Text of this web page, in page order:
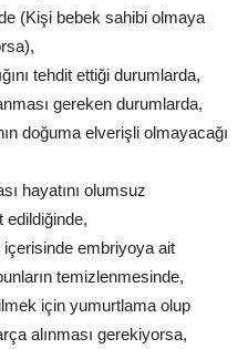
(Kişi bebek sahibi olmaya
tehdit ettiği durumlarda,
gereken durumlarda,
doğuma elverişli olmayacağı
hayatını olumsuz
edildiğinde,
içerisinde embriyoya ait
temizlenmesinde,
için yumurtlama olup
alınması gerekiyorsa,